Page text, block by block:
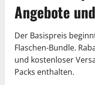
Angebote
Der Basispreis
Flaschen-Bundle.
und kostenloser
Packs enthalten.